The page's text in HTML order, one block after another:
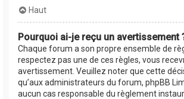
Haut
Pourquoi ai-je reçu un avertissement
Chaque forum a son propre ensemble de
respectez pas une de ces règles, vous
avertissement. Veuillez noter que cette
qu’aux administrateurs du forum, phpBB
aucun cas responsable du règlement